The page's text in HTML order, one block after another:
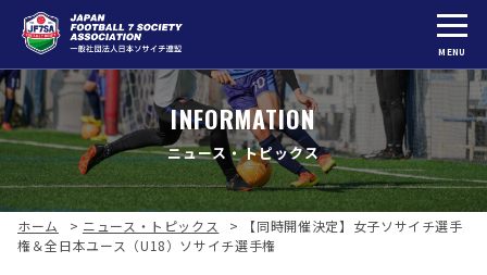
MENU
INFORMATION
ニュース・トピックス
ホーム > ニュース・トピックス >
【同時開催決定】女子ソサイチ選手
権＆全日本ユース（U18）ソサイチ選手権